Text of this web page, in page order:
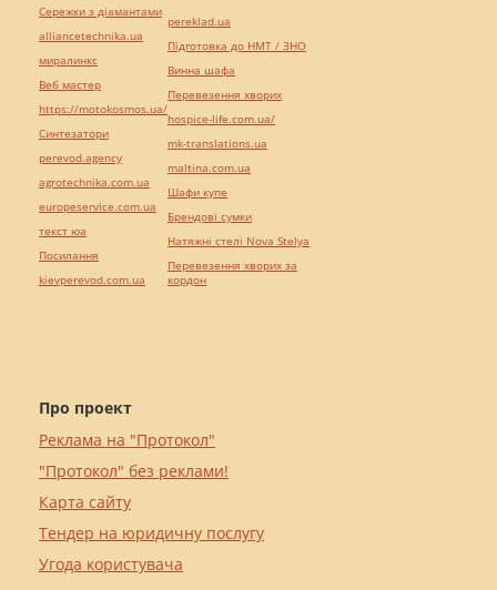
Про проект
Реклама на "Протокол"
"Протокол" без реклами!
Карта сайту
Тендер на юридичну послугу
Угода користувача
Сережки з діамантами
alliancetechnika.ua
миралинкс
Веб мастер
https://motokosmos.ua/
Синтезатори
perevod.agency
agrotechnika.com.ua
europeservice.com.ua
текст юа
Посилання
kievperevod.com.ua
pereklad.ua
Підготовка до НМТ / ЗНО
Винна шафа
Перевезення хворих
hospice-life.com.ua/
mk-translations.ua
maltina.com.ua
Шафи купе
Брендові сумки
Натяжні стелі Nova Stelya
Перевезення хворих за
кордон